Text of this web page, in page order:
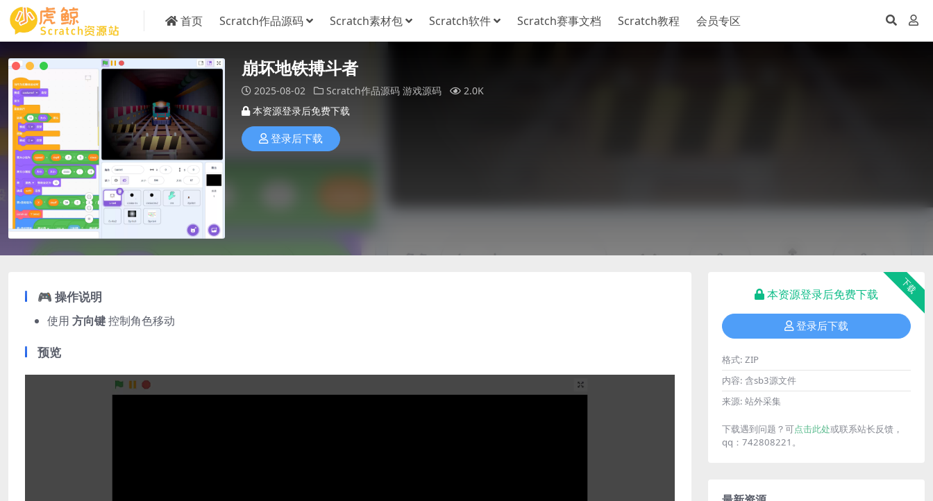
首页 Scratch作品源码 Scratch素材包 Scratch软件 Scratch赛事文档 Scratch教程 会员专区
崩坏地铁搏斗者
2025-08-02 Scratch作品源码 游戏源码
2.0K
本资源登录后免费下载
登录后下载
🎮 操作说明
使用 方向键控制角色移动
预览
下载
本资源登录后免费下载
登录后下载
格式: ZIP
内容: 含sb3源文件
来源: 站外采集
下载遇到问题？可点击此处或联系站长反馈，
qq：742808221。